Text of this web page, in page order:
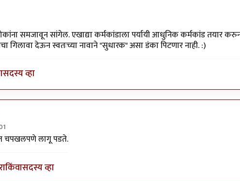
समजावून सांगेल. एखाद्या कर्मकांडाला पर्यायी आधुनिक कर्मकांड तयार
देऊन स्वतःच्या नावाने "सुधारक" असा डंका पिटणार नाही. :)
सदस्य व्हा
byसतिश गावडे
चपखलपणे लागू पडते.
किंवासदस्य व्हा